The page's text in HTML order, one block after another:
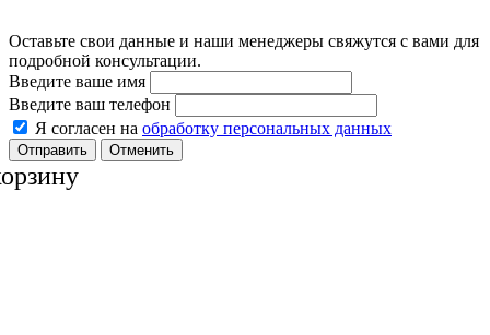
Оставьте свои данные и наши менеджеры свяжутся с вами для
подробной консультации.
Введите ваше имя
Введите ваш телефон
Я согласен на обработку персональных данных
Отменить